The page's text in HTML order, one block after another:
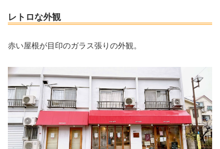
レトロな外観
赤い屋根が目印のガラス張りの外観。